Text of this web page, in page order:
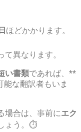
ほどかかります。
異なります。
い書類であれば、**
な翻訳者もいま
場合は、事前にエク
ょう。⏱️